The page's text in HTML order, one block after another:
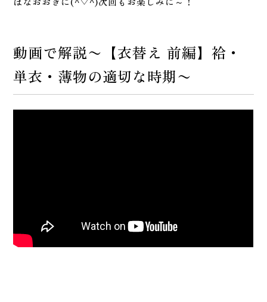
動画で解説〜【衣替え 前編】袷・
単衣・薄物の適切な時期〜